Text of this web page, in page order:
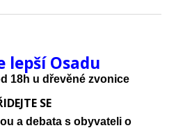
lepšíOsadu
18h u dřevěné zvonice
SE
a debata s obyvateli o